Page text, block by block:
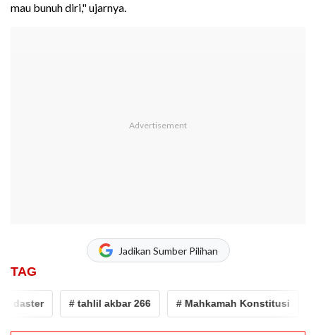
mau bunuh diri," ujarnya.
Jadikan Sumber Pilihan
TAG
daster # tahlil akbar 266 # Mahkamah Konstitusi